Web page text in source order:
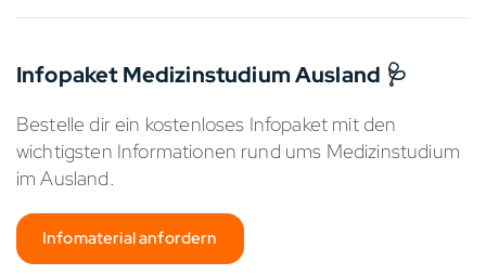
Infopaket Medizinstudium Ausland 🩺
Bestelle dir ein kostenloses Infopaket mit den
wichtigsten Informationen rund ums Medizinstudium
im Ausland.
Infomaterial anfordern